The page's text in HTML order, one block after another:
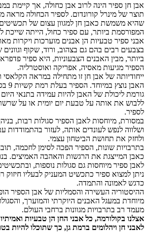
אבן חן ספיר הינה לרוב אבן כחולה, אך קיימת
תוצר של מינרל קורונדום. לספיר הכחולה מראה
שהיא משמשת כאבן חן למגוון עצום של
המפורסמת ביותר, עם ספיר כחול, הייתה שייכת
אבני ספיר טבעיות הן אבנים מוערכות ויקרות
בצבעים רבים בהם גם בצהוב, ורוד, שקוף
ביותר, מבין האבנים הצבעוניות, היא ספיר
הספיר מגיעות מאסיה, אפריקה ואוסטרליה.
ייחודיותה של אבן חן זו מתחילה במראה
האבן
גורמת ליכולת של האבן להיות עמידה בתנאי היום
ללבוש את אותה על טבעת יום יומית או על
לספיר.
במסורת, מיוחסות לאבן הספיר סגולות רבות,
ושלווה לנפש לעונדים אותה, לעזור
ולחזק את תחושת הביטחון עצמי.
בתרבויות שונות, הספיר הפכה לסימן לחכמה,
כאבן המייצגת את הרגשות והאהבה האמיצים.
לאבן ספיר מיוחסות גם סגולות נוספות,
ניתן למצוא ספיר כתכשיט המעניק לבעליו חיזוק
כדגש לאמונה והתמדה.
ההיסטוריה העשירה והסמליות של אבן הספיר
מיוחדת במעגל האבנים היוקרתי והמוערך,
מעמד רב בתרבויות מגוונות ברחבי העולם.
אצלנו בקולורמה, כל אבני החן הן טבעיות
לאבני חן ויהלומים ברמת גן, כך שתוכלו להיות